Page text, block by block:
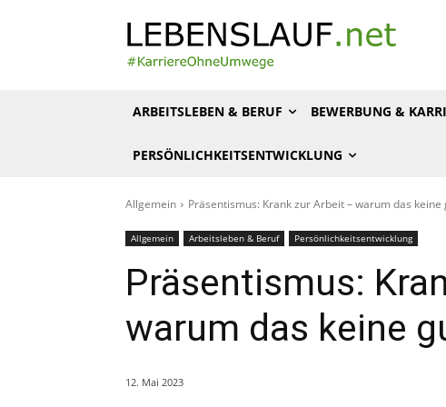
ARBEITSLEBEN & BERUF BEWERBUNG &
PERSÖNLICHKEITSENTWICKLUNG
Allgemein Präsentismus: Krank zur Arbeit – warum das keine
Allgemein Arbeitsleben & Beruf Persönlichkeitsentwicklung
Präsentismus:
warum das keine
12. Mai 2023